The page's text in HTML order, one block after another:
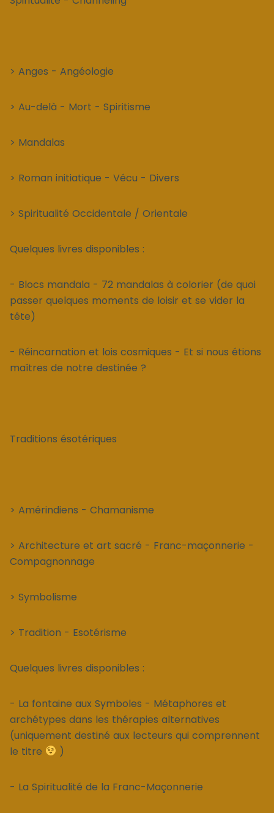
> Anges - Angéologie
> Au-delà - Mort - Spiritisme
> Mandalas
> Roman initiatique - Vécu - Divers
> Spiritualité Occidentale / Orientale
Quelques livres disponibles :
- Blocs mandala - 72 mandalas à colorier (de quoi
passer quelques moments de loisir et se vider la
tête)
- Réincarnation et lois cosmiques - Et si nous étions
maîtres de notre destinée ?
Traditions ésotériques
> Amérindiens - Chamanisme
> Architecture et art sacré - Franc-maçonnerie -
Compagnonnage
> Symbolisme
> Tradition - Esotérisme
Quelques livres disponibles :
- La fontaine aux Symboles - Métaphores et
archétypes dans les thérapies alternatives
(uniquement destiné aux lecteurs qui comprennent
le titre
)
- La Spiritualité de la Franc-Maçonnerie